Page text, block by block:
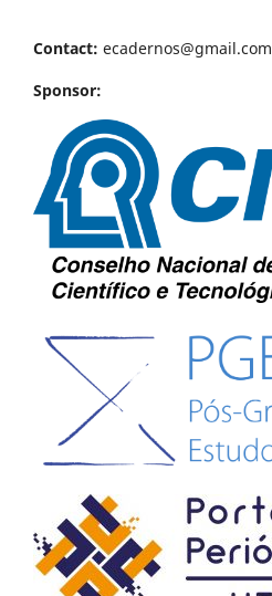
Contact: ecadernos@gmail.com
Sponsor: